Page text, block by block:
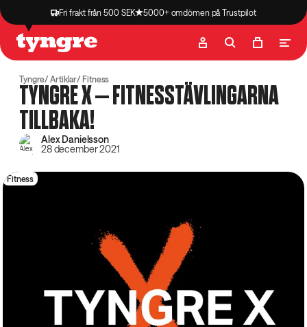
Fri frakt från 500 SEK 5000+ omdömen på Trustpilot
Butik Recept
Tyngre Artiklar Fitness
TYNGRE X – FITNESSTÄVLINGARNA
TILLBAKA!
Alex Danielsson
28 december 2021
Fitness